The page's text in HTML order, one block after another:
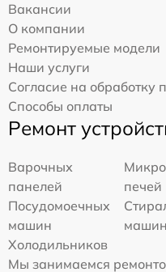
Вакансии
О компании
Ремонтируемые модели
Наши услуги
Согласие на
Способы оплаты
Ремонт
Варочных
панелей
печей
Посудомоечных
машин
машин
Холодильников
Мы занимаемся